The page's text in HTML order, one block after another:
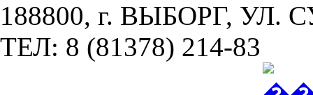
188800, г. ВЫБОРГ, УЛ.
ТЕЛ: 8 (81378) 214-83